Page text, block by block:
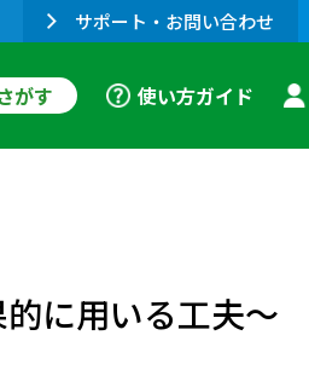
サポート・お問い合わせ
がす 使い方ガイド
に用いる工夫～